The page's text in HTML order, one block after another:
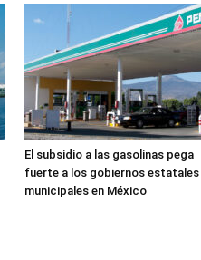
El subsidio a las gasolinas pega
fuerte a los gobiernos estatales
municipales en México